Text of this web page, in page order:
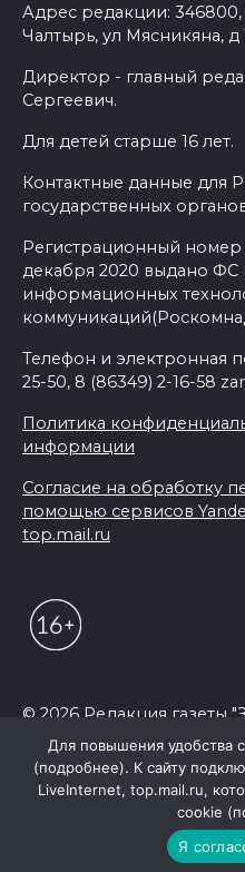
Адрес редакции: 346800,
Чалтырь, ул Мясникяна, д
Директор - главный
Сергеевич.
Для детей старше 16 лет.
Контактные данные для
государственных
Регистрационный
декабря 2020 выдано ФС
информационных
Телефон и электронная
25-50, 8 (86349) 2-16-58
Политика
информации
Согласие на обработку
помощью сервисов
top.mail.ru
© 2026 Редакция газеты
Для повышения удобства
(подробнее). К сайту
LiveInternet, top.mail.ru,
cookie
Я